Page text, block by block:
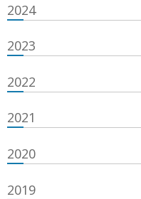
2024
2023
2022
2021
2020
2019